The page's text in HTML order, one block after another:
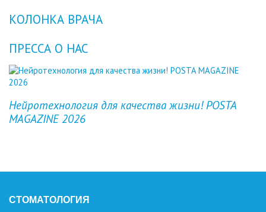
КОЛОНКА ВРАЧА
ПРЕССА О НАС
Нейротехнология для качества жизни! POSTA
MAGAZINE 2026
Previous
СТОМАТОЛОГИЯ